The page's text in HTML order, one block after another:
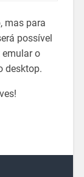
mas para
possível
emular o
desktop.